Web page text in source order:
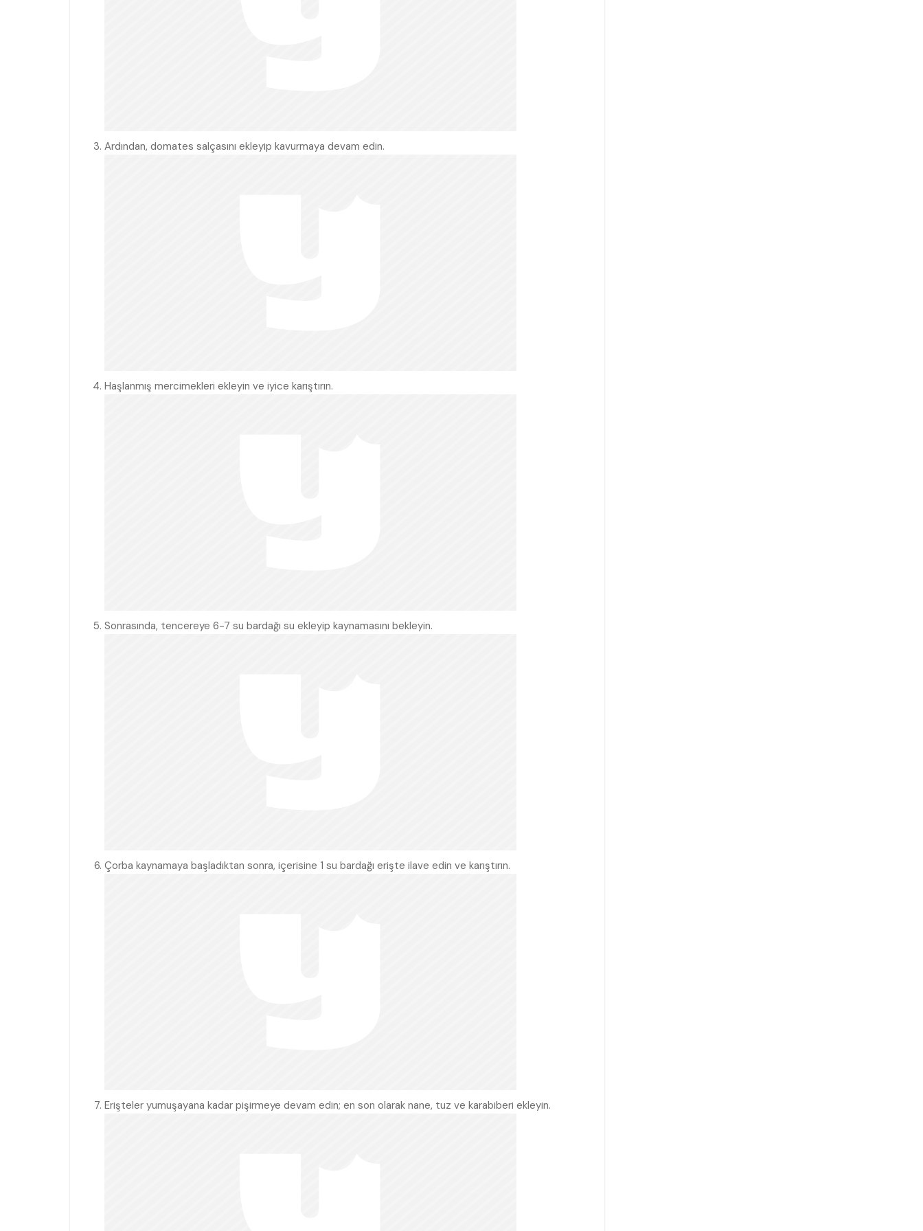
Ardından, domates salçasını ekleyip kavurmaya devam edin.
Haşlanmış mercimekleri ekleyin ve iyice karıştırın.
Sonrasında, tencereye 6-7 su bardağı su ekleyip kaynamasını bekleyin.
Çorba kaynamaya başladıktan sonra, içerisine 1 su bardağı erişte ilave edin ve karıştırın.
Erişteler yumuşayana kadar pişirmeye devam edin; en son olarak nane, tuz ve karabiberi ekleyin.